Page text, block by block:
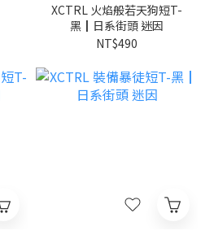
XCTRL 火焰般若天狗短T-
黑┃日系街頭 迷因
NT$490